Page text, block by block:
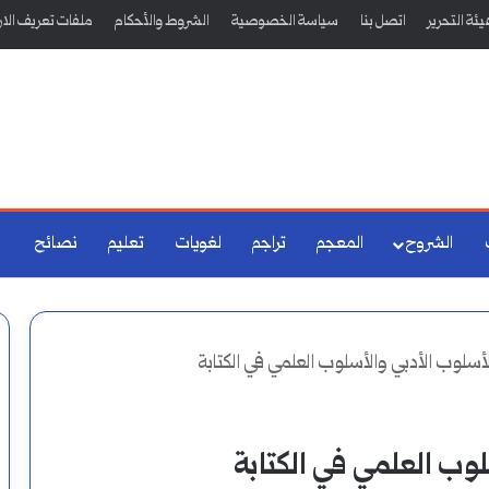
التحرير اتصل بنا سياسة الخصوصية الشروط والأحكام ملفات تعريف
الشروح المعجم تراجم لغويات تعليم نصائح
الأدبي والأسلوب العلمي في الكتابة
العلمي في الكتابة